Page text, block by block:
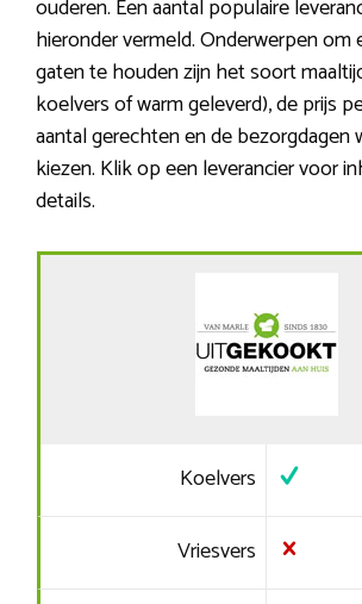
ouderen. Een aantal populaire
hieronder vermeld. Onderwerpen om
gaten te houden zijn het soort
koelvers of warm geleverd), de prijs
aantal gerechten en de bezorgdagen
kiezen. Klik op een leverancier voor
details.
Koelvers
Vriesvers